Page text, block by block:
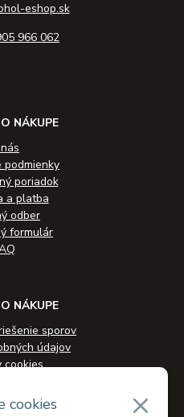
cookies
eshop.sk
966 062
NÁKUPE
podmienky
poriadok
a platba
odber
formulár
NÁKUPE
sporov
údajov
cookies
spolupráca